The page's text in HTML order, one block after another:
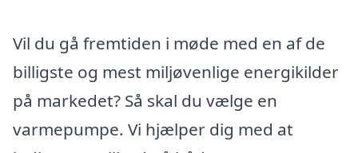
Vil du gå fremtiden i møde med en af de
billigste og mest miljøvenlige energikilder
på markedet? Så skal du vælge en
varmepumpe. Vi hjælper dig med at